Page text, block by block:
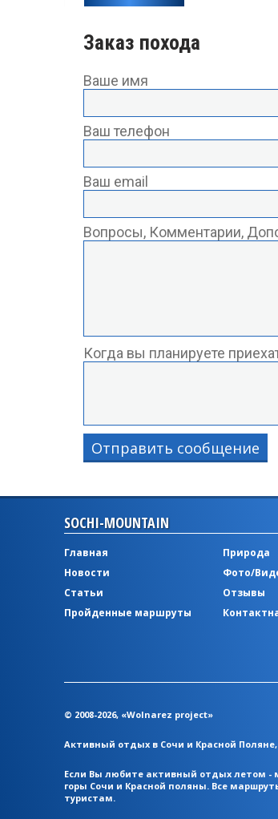
Заказ похода
Ваше имя
Ваш телефон
Ваш email
Вопросы, Комментарии,
Когда вы планируете
Отправить сообщение
SOCHI-MOUNTAIN
Главная
Новости
Статьи
Пройденные маршруты
Природа
Фото/
Отзывы
© 2008-2026, «Wolnarez project»
Активный отдых в Сочи и Красной
Если Вы любите активный отдых летом -
горы Сочи и Красной поляны. Все
туристам.